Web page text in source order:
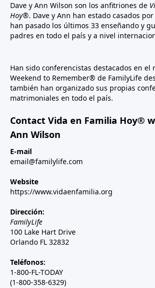
Dave y Ann Wilson son los anfitriones de
Hoy®. Dave y Ann han estado casados
han pasado los últimos 33 enseñando y
padres en todo el país y a nivel
Han sido conferencistas destacados en
Weekend to Remember® de FamilyLife
también han organizado sus propias
matrimoniales en todo el país.
Contact Vida en Familia Hoy®
Ann Wilson
E-mail
email@familylife.com
Website
https://www.vidaenfamilia.org
Dirección:
FamilyLife
100 Lake Hart Drive
Orlando FL 32832
Teléfonos:
1-800-FL-TODAY
(1-800-358-6329)